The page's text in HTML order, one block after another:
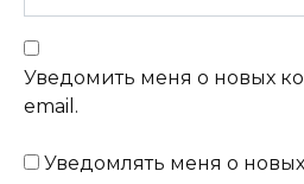
Уведомить меня о новых
email.
Уведомлять меня о